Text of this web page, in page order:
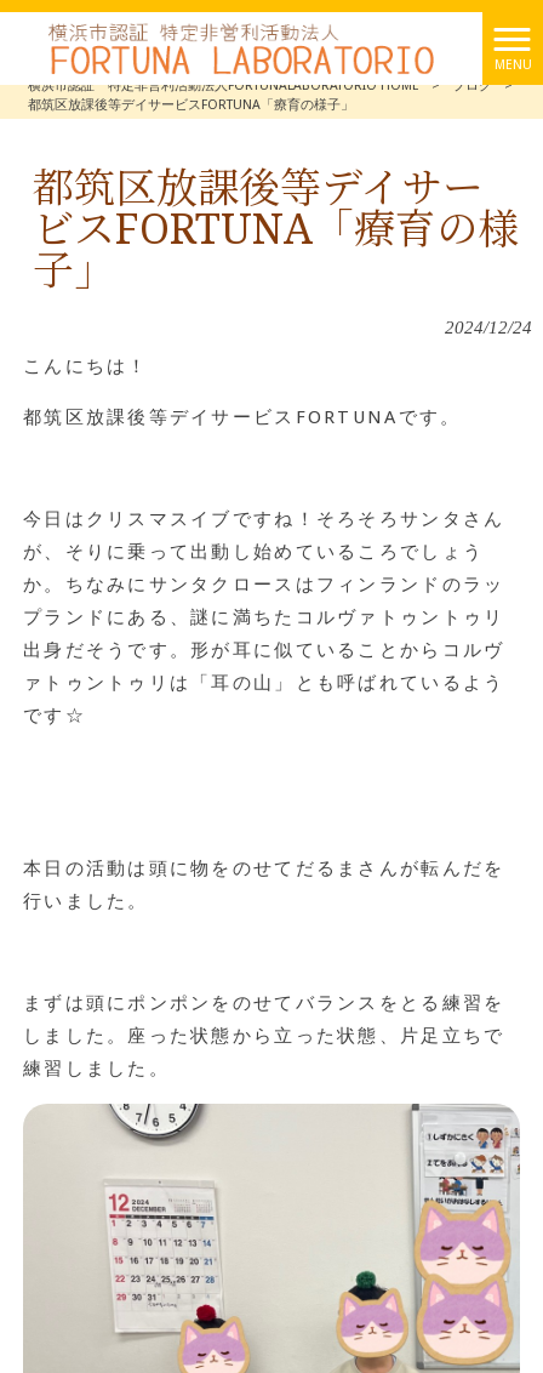
MENU
横浜市認証 特定非営利活動法人FORTUNALABORATORIO HOME
> ブログ
>
都筑区放課後等デイサービスFORTUNA「療育の様子」
都筑区放課後等デイサー
ビスFORTUNA「療育の様
子」
2024/12/24
こんにちは！
都筑区放課後等デイサービスFORTUNAです。
今日はクリスマスイブですね！そろそろサンタさん
が、そりに乗って出動し始めているころでしょう
か。ちなみにサンタクロースはフィンランドのラッ
プランドにある、謎に満ちたコルヴァトゥントゥリ
出身だそうです。形が耳に似ていることからコルヴ
ァトゥントゥリは「耳の山」とも呼ばれているよう
です☆
本日の活動は頭に物をのせてだるまさんが転んだを
行いました。
まずは頭にポンポンをのせてバランスをとる練習を
しました。座った状態から立った状態、片足立ちで
練習しました。